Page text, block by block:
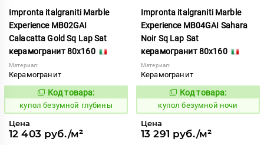
Impronta italgraniti Marble
Experience MB02GAI
Calacatta Gold Sq Lap Sat
керамогранит 80x160
Материал:
Керамогранит
858517
Код товара:
купол безумной глубины
Цена
12 403 руб./м²
Impronta italgraniti Marble
Experience MB04GAI Sahara
Noir Sq Lap Sat
керамогранит 80x160
Материал:
Керамогранит
858561
Код товара:
купол безумной ночи
Цена
13 291 руб./м²